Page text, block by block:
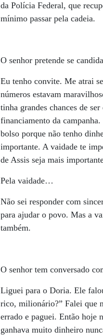
da Polícia Federal, que
mínimo passar pela cadeia.
O senhor pretende se
Eu tenho convite. Me atrai
números estavam
tinha grandes chances de
financiamento da
bolso porque não tenho
importante. A vaidade te
de Assis seja mais
Pela vaidade…
Não sei responder com
para ajudar o povo. Mas a
também.
O senhor tem conversado
Liguei para o Doria. Ele
rico, milionário?” Falei que
errado e paguei. Então hoje
ganhava muito dinheiro